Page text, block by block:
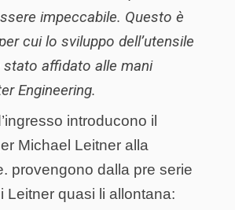
impeccabile. Questo è
cui lo sviluppo dell’utensile
stato affidato alle mani
Engineering.
introducono il
Michael Leitner alla
provengono dalla pre serie
Leitner quasi li allontana: